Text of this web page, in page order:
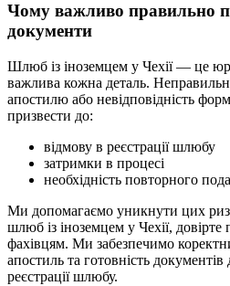
Чому важливо правильно
документи
Шлюб із іноземцем у Чехії — це
важлива кожна деталь.
апостилю або невідповідність
призвести до:
відмову в реєстрації шлюбу
затримки в процесі
необхідність повторного
Ми допомагаємо уникнути цих
шлюб із іноземцем у Чехії, довірте
фахівцям. Ми забезпечимо
апостиль та готовність
реєстрації шлюбу.